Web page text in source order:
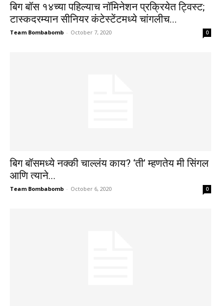
बिग बॉस १४च्या पहिल्याच नॉमिनेशन प्रक्रियेत ट्विस्ट;
टास्कदरम्यान सीनियर कंटेस्टेंटमध्ये चांगलीच...
Team Bombabomb - October 7, 2020 0
बिग बॉसमध्ये नक्की चाल्लंय काय? ‘ती’ म्हणतेय मी सिंगल
आणि त्याने...
Team Bombabomb - October 6, 2020 0